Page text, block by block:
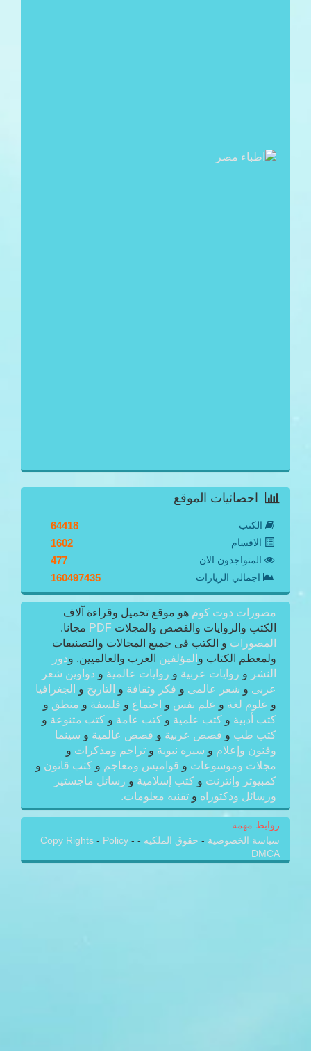
احصائيات الموقع
الكتب 64418
الاقسام 1602
المتواجدون الان 477
اجمالي الزيارات 160497435
مصورات دوت كوم هو موقع تحميل وقراءة آلاف
الكتب والروايات والقصص والمجلات PDF مجانا.
المصورات و الكتب فى جميع المجالات والتصنيفات
ولمعظم الكتاب و المؤلفين العرب والعالميين. ودور
النشر و روايات عربية و روايات عالمية و دواوين شعر
عربى و شعر عالمى و فكر وثقافة و التاريخ و الجغرافيا
و علوم لغة و علم نفس و اجتماع و فلسفة و منطق و
كتب أدبية و كتب علمية و كتب عامة و كتب متنوعة و
كتب طب و قصص عربية و قصص عالمية و سينما
وفنون وإعلام و سيره نبوية و تراجم ومذكرات و
مجلات وموسوعات و قواميس ومعاجم و كتب قانون و
كمبيوتر وإنترنت و كتب إسلامية و رسائل ماجستير
ورسائل ودكتوراه و تقنيه معلومات.
روابط مهمة
سياسة الخصوصية - حقوق الملكيه -
Copy Rights - Policy -
DMCA